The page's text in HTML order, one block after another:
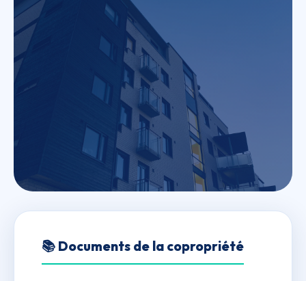
RCE O'CUBE - B
📚 Documents de la copropriété